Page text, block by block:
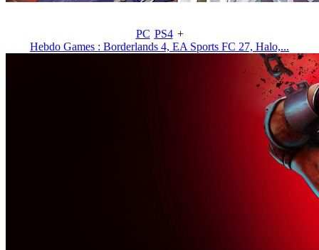
PC PS4 +
Hebdo Games : Borderlands 4, EA Sports FC 27, Halo,...